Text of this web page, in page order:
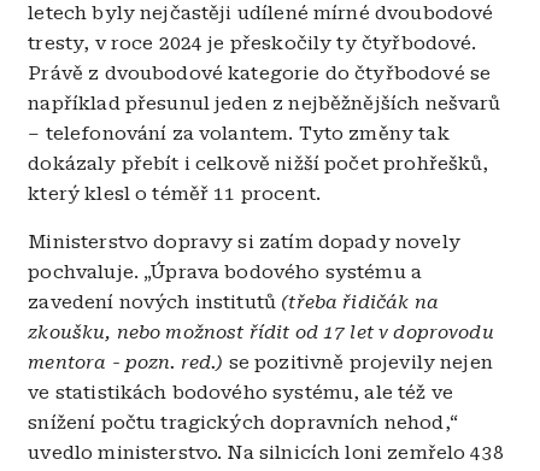
letech byly nejčastěji udílené mírné dvoubodové
tresty, v roce 2024 je přeskočily ty čtyřbodové.
Právě z dvoubodové kategorie do čtyřbodové se
například přesunul jeden z nejběžnějších nešvarů
– telefonování za volantem. Tyto změny tak
dokázaly přebít i celkově nižší počet prohřešků,
který klesl o téměř 11 procent.
Ministerstvo dopravy si zatím dopady novely
pochvaluje. „Úprava bodového systému a
zavedení nových institutů (třeba řidičák na
zkoušku, nebo možnost řídit od 17 let v doprovodu
mentora - pozn. red.) se pozitivně projevily nejen
ve statistikách bodového systému, ale též ve
snížení počtu tragických dopravních nehod,“
uvedlo ministerstvo. Na silnicích loni zemřelo 438